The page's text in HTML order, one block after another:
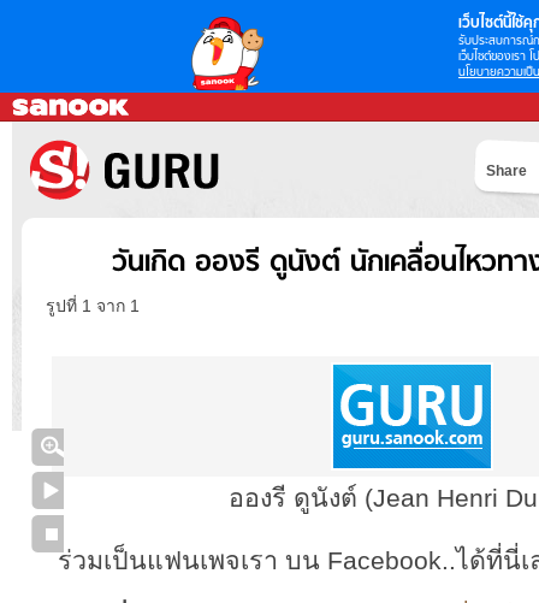
เว็บไซต์นี้ใช้คุ
รับประสบการณ์
เว็บไซต์ของเรา
นโยบายความเป็
Share
วันเกิด อองรี ดูนังต์ นักเคลื่อนไหวท
รูปที่ 1 จาก 1
อองรี ดูนังต์ (Jean Henri
ร่วมเป็นแฟนเพจเรา บน Facebook..ได้ที่นี่เ